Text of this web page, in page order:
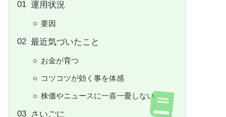
運用状況
要因
最近気づいたこと
お金が育つ
コツコツが効く事を体感
株価やニュースに一喜一憂しない
さいごに